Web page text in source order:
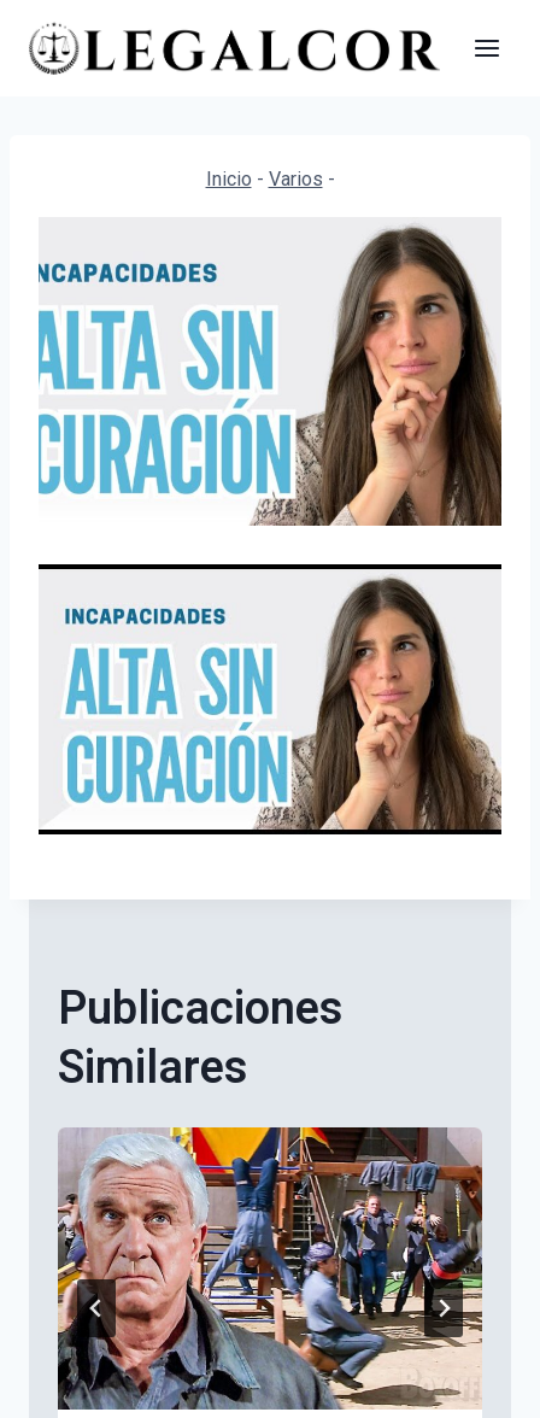
Saltar
Inicio - Varios -
Publicaciones
Similares